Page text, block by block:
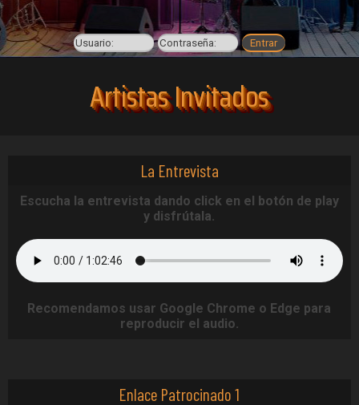
Artistas Invitados
La Entrevista
Escucha la entrevista dando click en el botón de play
y disfrútala.
Recomendamos usar Google Chrome o Edge para
reproducir el audio.
Enlace Patrocinado 1